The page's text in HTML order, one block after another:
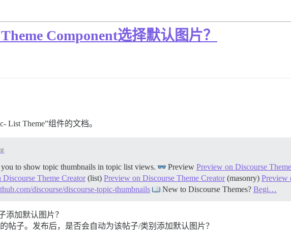
Component选择默认图片？
List Theme”组件的文档。
to show topic thumbnails in topic list views. Preview Preview on Discourse
Discourse Theme Creator(list) Preview on Discourse Theme Creator(masonry) Preview
discourse/discourse-topic-thumbnails New to Discourse Themes? Begi…
添加默认图片？
帖子。发布后，是否会自动为该帖子/类别添加默认图片？